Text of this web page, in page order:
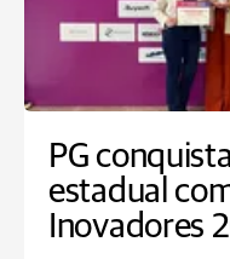
PG
estadual
Inovadores